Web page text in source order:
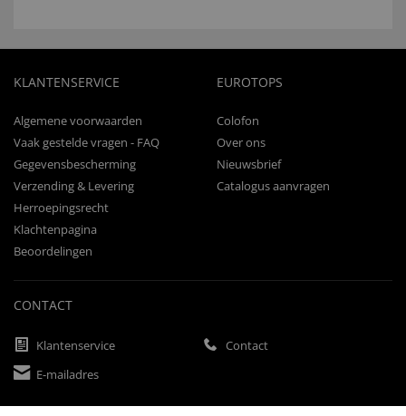
KLANTENSERVICE
Algemene voorwaarden
Vaak gestelde vragen - FAQ
Gegevensbescherming
Verzending & Levering
Herroepingsrecht
Klachtenpagina
Beoordelingen
EUROTOPS
Colofon
Over ons
Nieuwsbrief
Catalogus aanvragen
CONTACT
Klantenservice
Contact
E-mailadres